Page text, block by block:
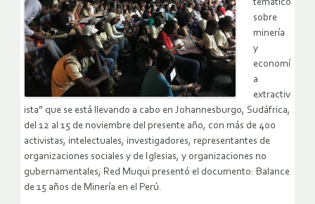
temático
sobre
minería
y
economí
a
extractiv
ista” que se está llevando a cabo en Johannesburgo, Sudáfrica,
del 12 al 15 de noviembre del presente año, con más de 400
activistas, intelectuales, investigadores, representantes de
organizaciones sociales y de Iglesias, y organizaciones no
gubernamentales; Red Muqui presentó el documento: Balance
de 15 años de Minería en el Perú.